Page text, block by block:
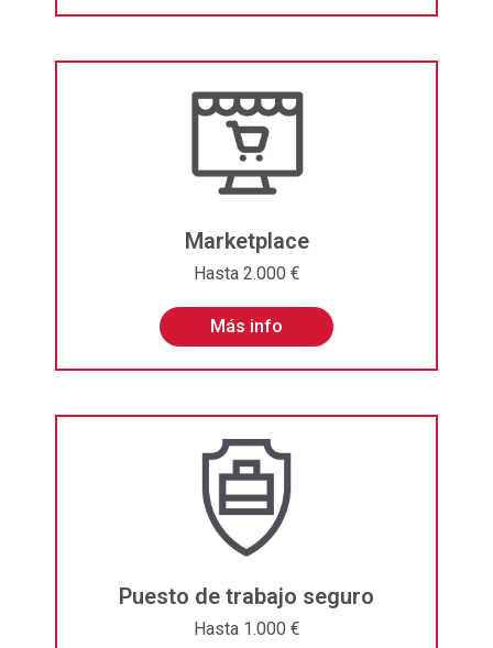
Marketplace
Hasta 2.000 €
Más info
Puesto de trabajo seguro
Hasta 1.000 €